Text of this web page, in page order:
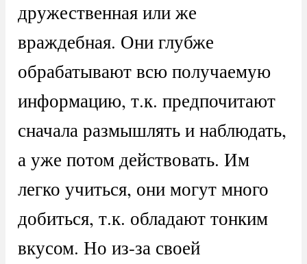
дружественная или же
враждебная. Они глубже
обрабатывают всю получаемую
информацию, т.к. предпочитают
сначала размышлять и наблюдать,
а уже потом действовать. Им
легко учиться, они могут много
добиться, т.к. обладают тонким
вкусом. Но из-за своей